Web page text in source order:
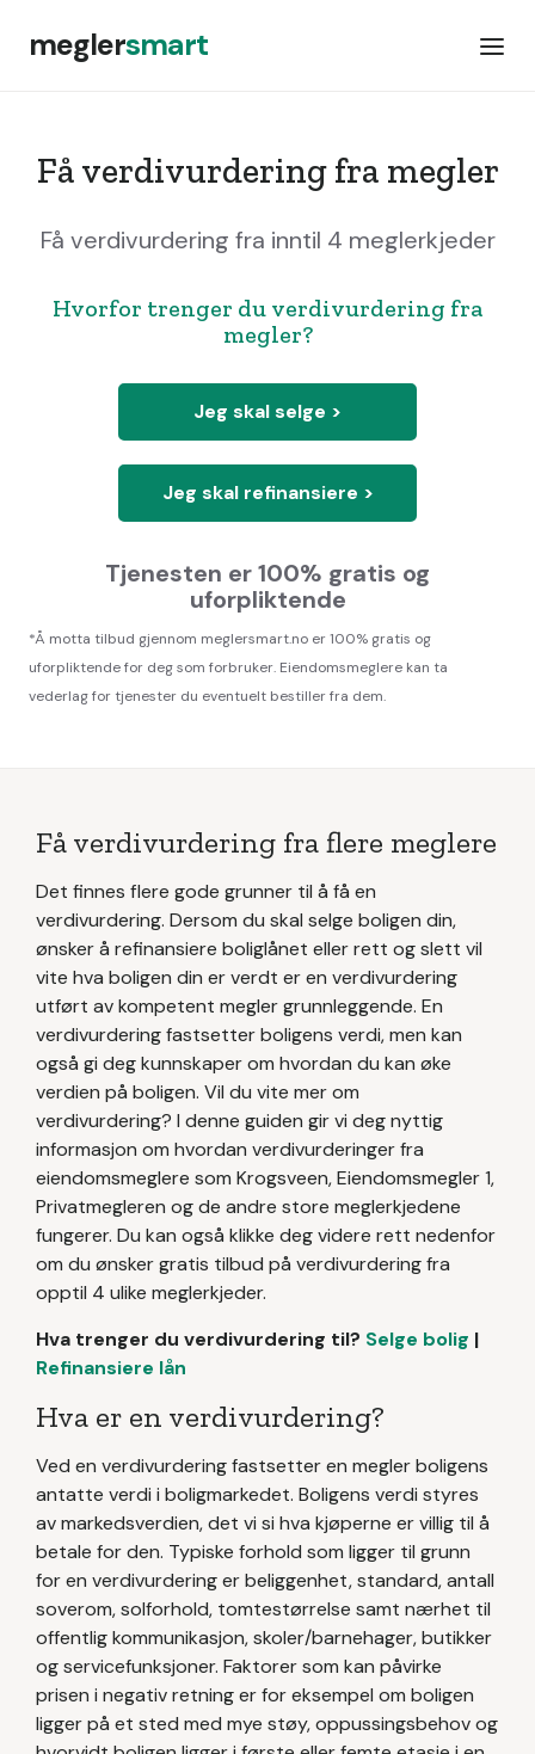
meglersmart
Få verdivurdering fra megler
Få verdivurdering fra inntil 4 meglerkjeder
Hvorfor trenger du verdivurdering fra
megler?
Jeg skal selge >
Jeg skal refinansiere >
Tjenesten er 100% gratis og
uforpliktende
*Å motta tilbud gjennom meglersmart.no er 100% gratis og
uforpliktende for deg som forbruker. Eiendomsmeglere kan ta
vederlag for tjenester du eventuelt bestiller fra dem.
Få verdivurdering fra flere meglere
Det finnes flere gode grunner til å få en
verdivurdering. Dersom du skal selge boligen din,
ønsker å refinansiere boliglånet eller rett og slett vil
vite hva boligen din er verdt er en verdivurdering
utført av kompetent megler grunnleggende. En
verdivurdering fastsetter boligens verdi, men kan
også gi deg kunnskaper om hvordan du kan øke
verdien på boligen. Vil du vite mer om
verdivurdering? I denne guiden gir vi deg nyttig
informasjon om hvordan verdivurderinger fra
eiendomsmeglere som Krogsveen,Eiendomsmegler 1,
Privatmegleren og de andre store meglerkjedene
fungerer. Du kan også klikke deg videre rett nedenfor
om du ønsker gratis tilbud på verdivurdering fra
opptil 4 ulike meglerkjeder.
Hva trenger du verdivurdering til? Selge bolig |
Refinansiere lån
Hva er en verdivurdering?
Ved en verdivurdering fastsetter en megler boligens
antatte verdi i boligmarkedet. Boligens verdi styres
av markedsverdien, det vi si hva kjøperne er villig til å
betale for den. Typiske forhold som ligger til grunn
for en verdivurdering er beliggenhet, standard, antall
soverom, solforhold, tomtestørrelse samt nærhet til
offentlig kommunikasjon, skoler/barnehager, butikker
og servicefunksjoner. Faktorer som kan påvirke
prisen i negativ retning er for eksempel om boligen
ligger på et sted med mye støy, oppussingsbehov og